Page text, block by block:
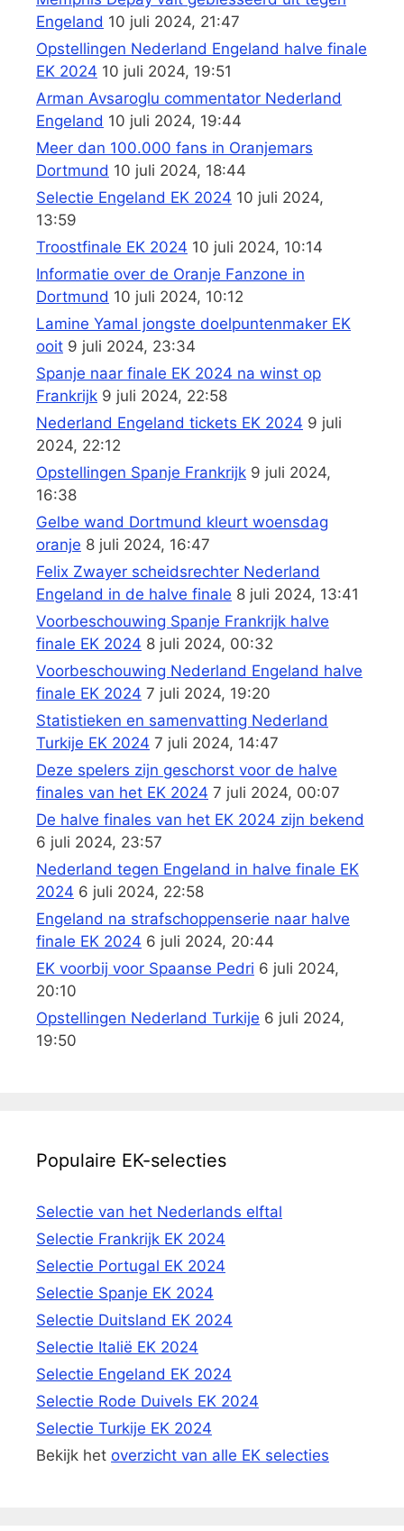
Engeland 10 juli 2024, 21:47
Opstellingen Nederland Engeland halve finale
EK 2024 10 juli 2024, 19:51
Arman Avsaroglu commentator Nederland
Engeland 10 juli 2024, 19:44
Meer dan 100.000 fans in Oranjemars
Dortmund 10 juli 2024, 18:44
Selectie Engeland EK 2024 10 juli 2024,
13:59
Troostfinale EK 2024 10 juli 2024, 10:14
Informatie over de Oranje Fanzone in
Dortmund 10 juli 2024, 10:12
Lamine Yamal jongste doelpuntenmaker EK
ooit 9 juli 2024, 23:34
Spanje naar finale EK 2024 na winst op
Frankrijk 9 juli 2024, 22:58
Nederland Engeland tickets EK 2024 9 juli
2024, 22:12
Opstellingen Spanje Frankrijk 9 juli 2024,
16:38
Gelbe wand Dortmund kleurt woensdag
oranje 8 juli 2024, 16:47
Felix Zwayer scheidsrechter Nederland
Engeland in de halve finale 8 juli 2024, 13:41
Voorbeschouwing Spanje Frankrijk halve
finale EK 2024 8 juli 2024, 00:32
Voorbeschouwing Nederland Engeland halve
finale EK 2024 7 juli 2024, 19:20
Statistieken en samenvatting Nederland
Turkije EK 2024 7 juli 2024, 14:47
Deze spelers zijn geschorst voor de halve
finales van het EK 2024 7 juli 2024, 00:07
De halve finales van het EK 2024 zijn bekend
6 juli 2024, 23:57
Nederland tegen Engeland in halve finale EK
2024 6 juli 2024, 22:58
Engeland na strafschoppenserie naar halve
finale EK 2024 6 juli 2024, 20:44
EK voorbij voor Spaanse Pedri 6 juli 2024,
20:10
Opstellingen Nederland Turkije 6 juli 2024,
19:50
Populaire EK-selecties
Selectie van het Nederlands elftal
Selectie Frankrijk EK 2024
Selectie Portugal EK 2024
Selectie Spanje EK 2024
Selectie Duitsland EK 2024
Selectie Italië EK 2024
Selectie Engeland EK 2024
Selectie Rode Duivels EK 2024
Selectie Turkije EK 2024
Bekijk het overzicht van alle EK selecties